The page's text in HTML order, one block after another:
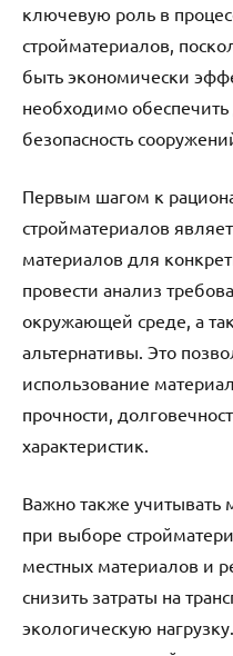
ключевую роль в
стройматериалов,
быть экономически
необходимо обеспечить
безопасность
Первым шагом к
стройматериалов
материалов для
провести анализ
окружающей среде, а
альтернативы. Это
использование
прочности,
характеристик.
Важно также учитывать
при выборе
местных материалов и
снизить затраты на
экологическую